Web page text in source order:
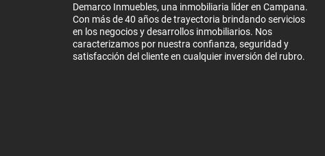
Demarco Inmuebles, una inmobiliaria líder en Campana.
Con más de 40 años de trayectoria brindando servicios
en los negocios y desarrollos inmobiliarios. Nos
caracterizamos por nuestra confianza, seguridad y
satisfacción del cliente en cualquier inversión del rubro.